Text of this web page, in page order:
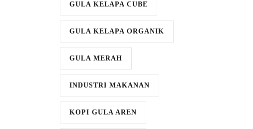
GULA KELAPA CUBE
GULA KELAPA ORGANIK
GULA MERAH
INDUSTRI MAKANAN
KOPI GULA AREN